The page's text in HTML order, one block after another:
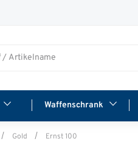
Waffenschrank
Gold Ernst 100